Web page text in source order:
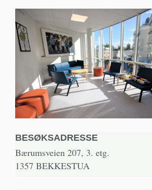
BESØKSADRESSE
Bærumsveien 207, 3. etg.
1357 BEKKESTUA